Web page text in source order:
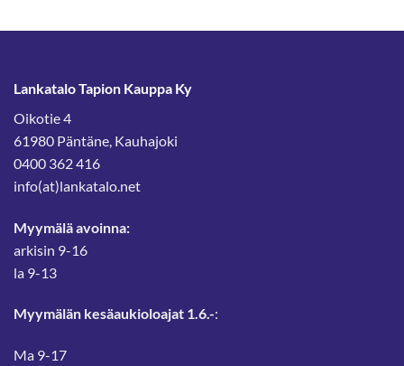
Lankatalo Tapion Kauppa Ky
Oikotie 4
61980 Päntäne, Kauhajoki
0400 362 416
info(at)lankatalo.net
Myymälä avoinna:
arkisin 9-16
la 9-13
Myymälän kesäaukioloajat 1.6.-:
Ma 9-17